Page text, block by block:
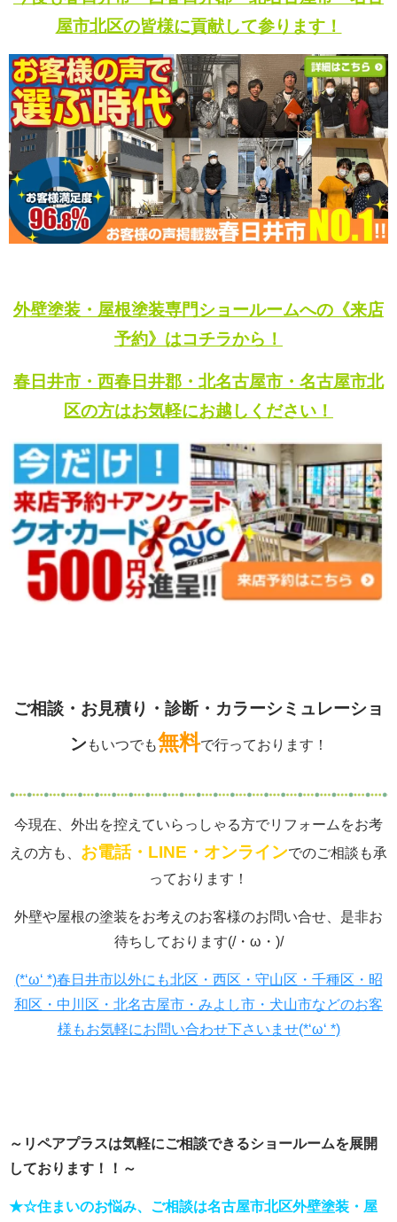
屋市北区の皆様に貢献して参ります！
外壁塗装・屋根塗装専門ショールームへの《来店
予約》はコチラから！
春日井市・西春日井郡・北名古屋市・名古屋市北
区の方はお気軽にお越しください！
ご相談・お見積り・診断・カラーシミュレーショ
ン もいつでも無料で行っております！
今現在、外出を控えていらっしゃる方でリフォームをお考
えの方も、 お電話・LINE・オンラインでのご相談も承
っております！
外壁や屋根の塗装をお考えのお客様のお問い合せ、是非お
待ちしております(/・ω・)/
(*‘ω‘ *)春日井市以外にも北区・西区・守山区・千種区・昭
和区・中川区・北名古屋市・みよし市・犬山市などのお客
様もお気軽にお問い合わせ下さいませ(*‘ω‘ *)
～リペアプラスは気軽にご相談できるショールームを展開
しております！！～
★☆住まいのお悩み、ご相談は名古屋市北区外壁塗装・屋